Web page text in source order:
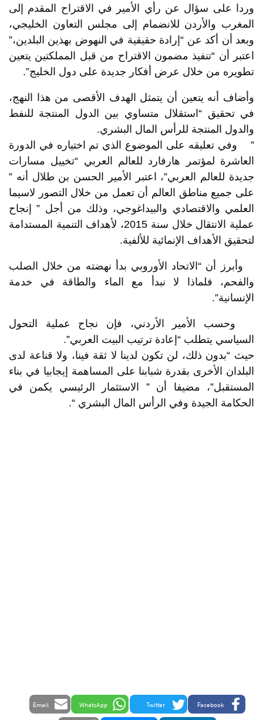
وردا على سؤال عن رأي الأمير في الاقتراح المقدم إلى
المغرب والأردن للانضمام إلى مجلس التعاون الخليجي،
وبعد أن أكد عن “إرادة حقيقية في النهوض بهذين البلدين،”
اعتبر أن “تنفيذ مضمون الاقتراح من قبل المملكتين يتعين
تطويره من خلال عرض أفكار جديدة على دول الخليج”.
وأضاف أنه يتعين أن يتمثل الهدف الأقصى من هذا النهج،
في تحقيق “استقلال متساوي بين الدول المنتجة للنفط
والدول المنتجة للرأس المال البشري.
” وفي تعليقه على الموضوع الذي تم اختياره في الدورة
العاشرة لمؤتمر هارفارد للعالم العربي “تخييل مسارات
جديدة للعالم العربي”، اعتبر الأمير الحسن بن طلال أنه ”
على جميع مناطق العالم أن تعمل من خلال التصور لاسيما
العلمي والاقتصادي والبيداغوجي، وذلك من أجل ” إنجاح
عملية الانتقال خلال سنة 2015، لأهداف التنمية المستدامة
لتحقيق الأهداف الإنمائية للألفية.
وأبرز أن “الاتحاد الأوروبي بدأ نهضته من خلال الصلب
والفحم، فلماذا لا نبدأ مع الماء والطاقة في خدمة
الإنسانية”.
وحسب الأمير الأردني، فإن نجاح عملية التحول
السياسي يتطلب “إعادة ترتيب البيت العربي”.
حيث “بدون ذلك، لن تكون لدينا لا ثقة فينا، ولا قناعة لدى
البلدان الأخرى بقدرة شبابنا على المساهمة إيجابيا في بناء
المستقبل”، مضيفا أن ” الاستثمار الرئيسي يكمن في
الحكامة الجيدة وفي الرأس المال البشري “.
Facebook
Twitter
WhatsApp
Email